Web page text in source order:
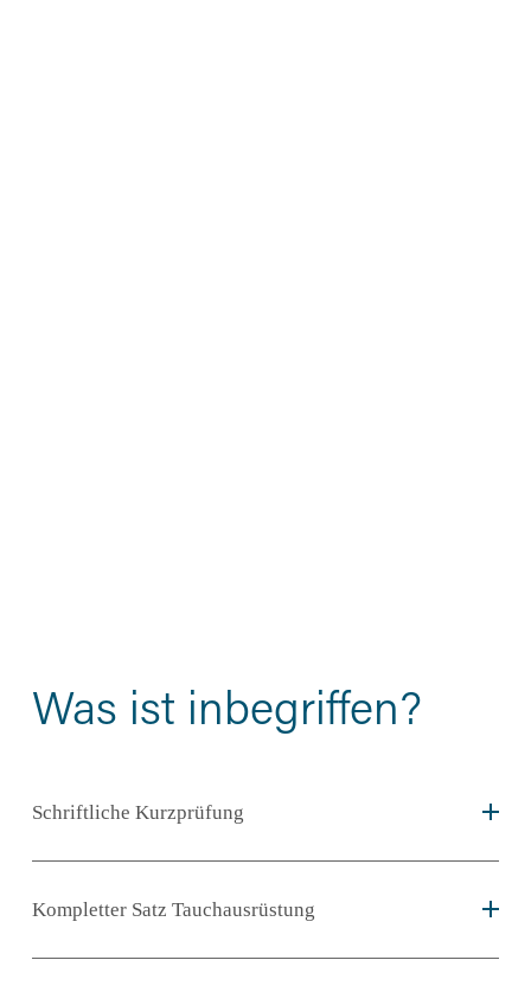
Was ist inbegriffen?
Schriftliche Kurzprüfung
Kompletter Satz Tauchausrüstung